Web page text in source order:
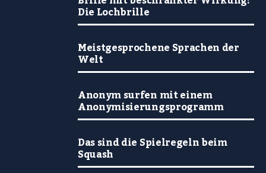
Die Lochbrille
Meistgesprochene Sprachen der
Welt
Anonym surfen mit einem
Anonymisierungsprogramm
Das sind die Spielregeln beim
Squash